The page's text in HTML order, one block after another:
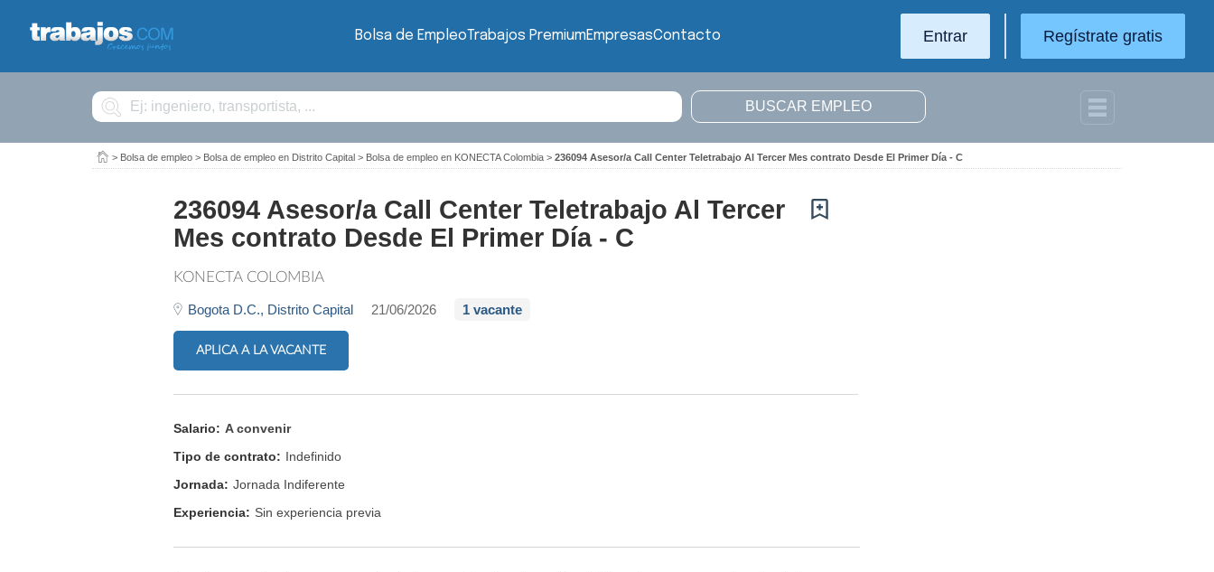
Bolsa de EmpleoTrabajos PremiumEmpresasContacto Entrar Regístrate gratis
Buscar
> Bolsa de empleo > Bolsa de empleo en Distrito Capital > Bolsa de empleo en KONECTA Colombia > 236094 Asesor/a Call Center Teletrabajo Al Tercer Mes contrato Desde El Primer Día - C
236094 Asesor/a Call Center Teletrabajo Al Tercer
Mes contrato Desde El Primer Día - C
KONECTA COLOMBIA
Bogota D.C., Distrito Capital 21/06/2026 1 vacante
APLICA A LA VACANTE
Salario: A convenir
Tipo de contrato: Indefinido
Jornada: Jornada Indiferente
Experiencia: Sin experiencia previa